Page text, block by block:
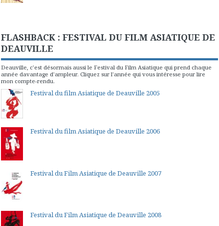
FLASHBACK : FESTIVAL DU FILM ASIATIQUE DE
DEAUVILLE
Deauville, c'est désormais aussi le Festival du Film Asiatique qui prend chaque
année davantage d'ampleur. Cliquez sur l'année qui vous intéresse pour lire
mon compte-rendu.
Festival du film Asiatique de Deauville 2005
Festival du film Asiatique de Deauville 2006
Festival du Film Asiatique de Deauville 2007
Festival du Film Asiatique de Deauville 2008